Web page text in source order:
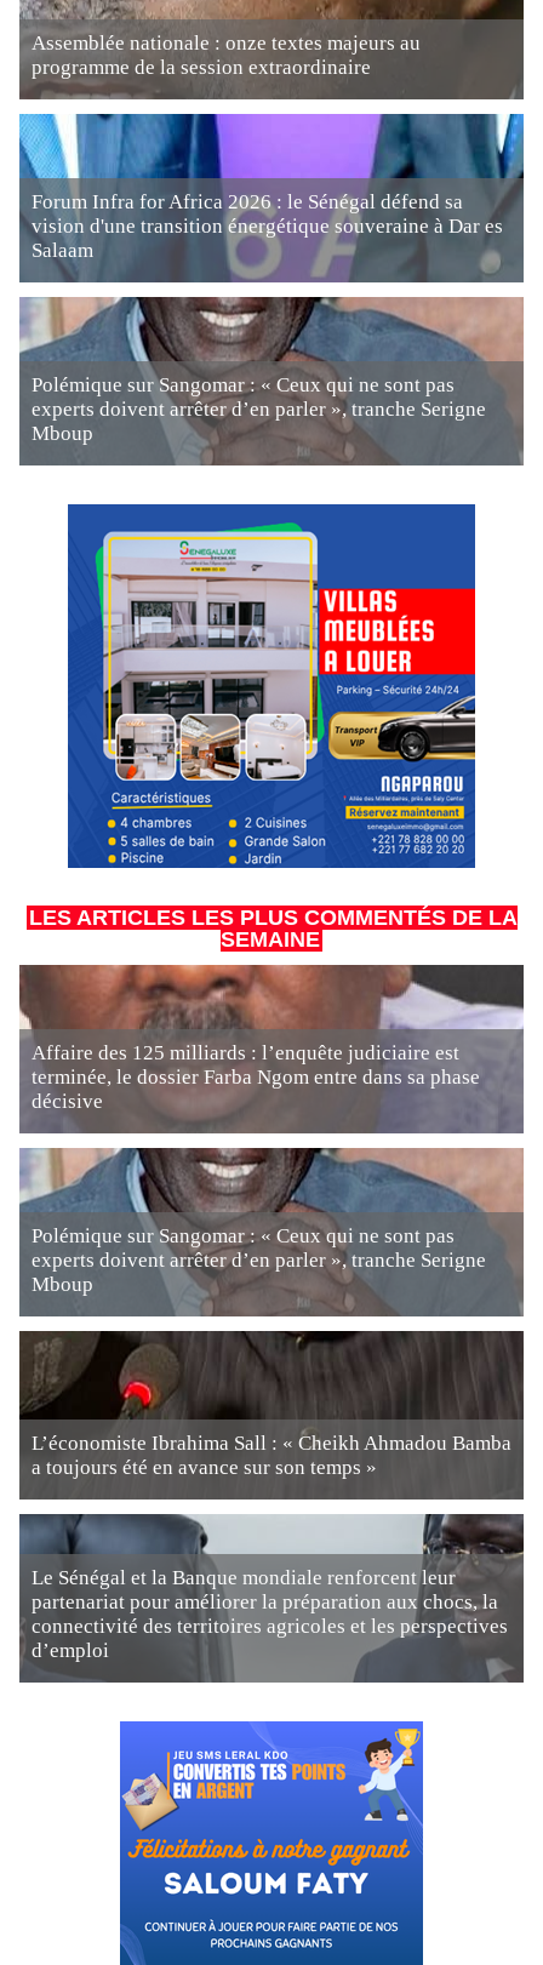
Assemblée nationale : onze textes majeurs au
programme de la session extraordinaire
Forum Infra for Africa 2026 : le Sénégal défend sa
vision d'une transition énergétique souveraine à Dar es
Salaam
Polémique sur Sangomar : « Ceux qui ne sont pas
experts doivent arrêter d’en parler », tranche Serigne
Mboup
LES ARTICLES LES PLUS COMMENTÉS DE LA
SEMAINE
Affaire des 125 milliards : l’enquête judiciaire est
terminée, le dossier Farba Ngom entre dans sa phase
décisive
Polémique sur Sangomar : « Ceux qui ne sont pas
experts doivent arrêter d’en parler », tranche Serigne
Mboup
L’économiste Ibrahima Sall : « Cheikh Ahmadou Bamba
a toujours été en avance sur son temps »
Le Sénégal et la Banque mondiale renforcent leur
partenariat pour améliorer la préparation aux chocs, la
connectivité des territoires agricoles et les perspectives
d’emploi